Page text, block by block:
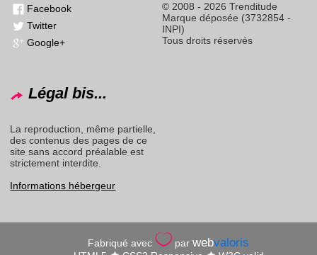
Facebook
Twitter
Google+
© 2008 - 2026 Trenditude
Marque déposée (3732854 -
INPI)
Tous droits réservés
Légal bis...
La reproduction, même partielle,
des contenus des pages de ce
site sans accord préalable est
strictement interdite.
Informations hébergeur
Fabriqué avec parwebvaloris